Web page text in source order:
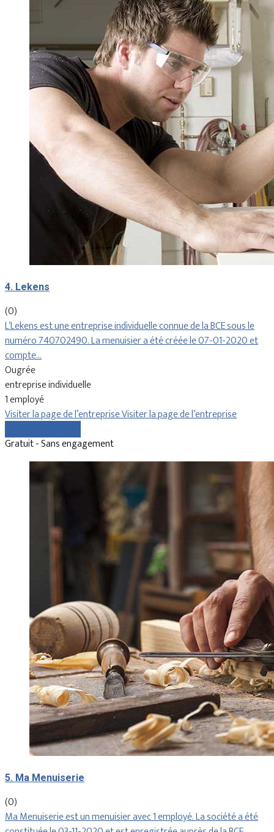
4. Lekens
(0)
L’Lekens est une entreprise individuelle connue de la BCE sous le
numéro 740702490. La menuisier a été créée le 07-01-2020 et
compte…
Ougrée
entreprise individuelle
1 employé
Visiter la page de l’entrepriseVisiter la page de l’entreprise
Gratuit - Sans engagement
5. Ma Menuiserie
(0)
Ma Menuiserie est un menuisier avec 1 employé. La société a été